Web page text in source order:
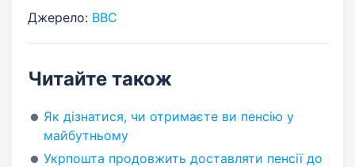
Джерело: ВВС
Читайте також
Як дізнатися, чи отримаєте ви пенсію у
майбутньому
Укрпошта продовжить доставляти пенсії до